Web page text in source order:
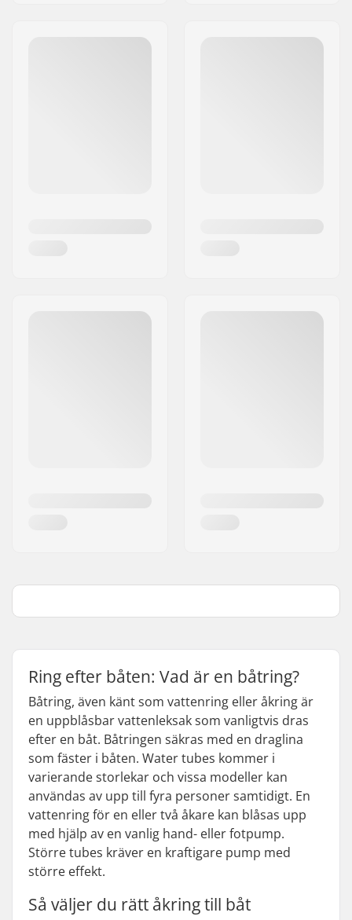
Ring efter båten: Vad är en båtring?
Båtring, även känt som vattenring eller åkring är
en uppblåsbar vattenleksak som vanligtvis dras
efter en båt. Båtringen säkras med en draglina
som fäster i båten. Water tubes kommer i
varierande storlekar och vissa modeller kan
användas av upp till fyra personer samtidigt. En
vattenring för en eller två åkare kan blåsas upp
med hjälp av en vanlig hand- eller fotpump.
Större tubes kräver en kraftigare pump med
större effekt.
Så väljer du rätt åkring till båt